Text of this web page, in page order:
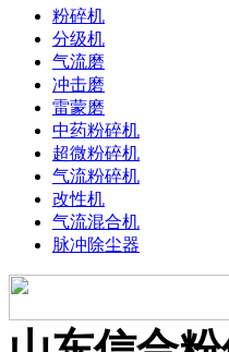
粉碎机
分级机
气流磨
冲击磨
雷蒙磨
中药粉碎机
超微粉碎机
气流粉碎机
改性机
气流混合机
脉冲除尘器